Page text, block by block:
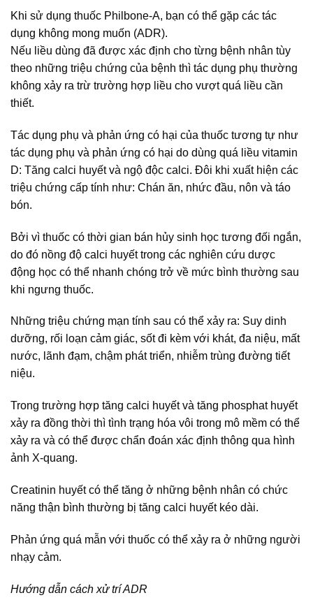
Khi sử dụng thuốc Philbone-A, bạn có thể gặp các tác
dụng không mong muốn (ADR).
Nếu liều dùng đã được xác định cho từng bệnh nhân tùy
theo những triệu chứng của bệnh thì tác dụng phụ thường
không xảy ra trừ trường hợp liều cho vượt quá liều cần
thiết.
Tác dụng phụ và phản ứng có hại của thuốc tương tự như
tác dụng phụ và phản ứng có hại do dùng quá liều vitamin
D: Tăng calci huyết và ngộ độc calci. Đôi khi xuất hiện các
triệu chứng cấp tính như: Chán ăn, nhức đầu, nôn và táo
bón.
Bởi vì thuốc có thời gian bán hủy sinh học tương đối ngắn,
do đó nồng độ calci huyết trong các nghiên cứu dược
động học có thể nhanh chóng trở về mức bình thường sau
khi ngưng thuốc.
Những triệu chứng mạn tính sau có thể xảy ra: Suy dinh
dưỡng, rối loạn cảm giác, sốt đi kèm với khát, đa niệu, mất
nước, lãnh đạm, chậm phát triển, nhiễm trùng đường tiết
niệu.
Trong trường hợp tăng calci huyết và tăng phosphat huyết
xảy ra đồng thời thì tình trạng hóa vôi trong mô mềm có thể
xảy ra và có thể được chẩn đoán xác định thông qua hình
ảnh X-quang.
Creatinin huyết có thể tăng ở những bệnh nhân có chức
năng thận bình thường bị tăng calci huyết kéo dài.
Phản ứng quá mẫn với thuốc có thể xảy ra ở những người
nhạy cảm.
Hướng dẫn cách xử trí ADR